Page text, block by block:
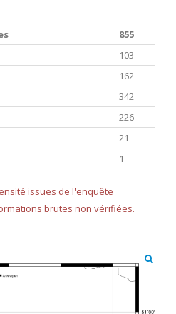
855
103
162
342
226
21
1
issues de l'enquête
brutes non vérifiées.